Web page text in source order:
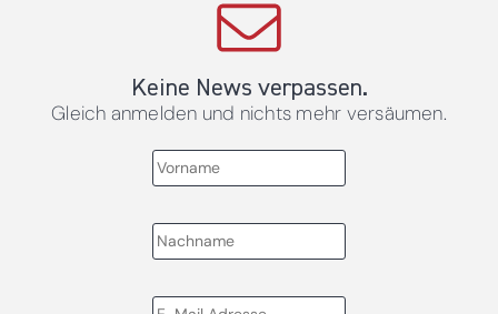
Keine News verpassen.
Gleich anmelden und nichts mehr versäumen.